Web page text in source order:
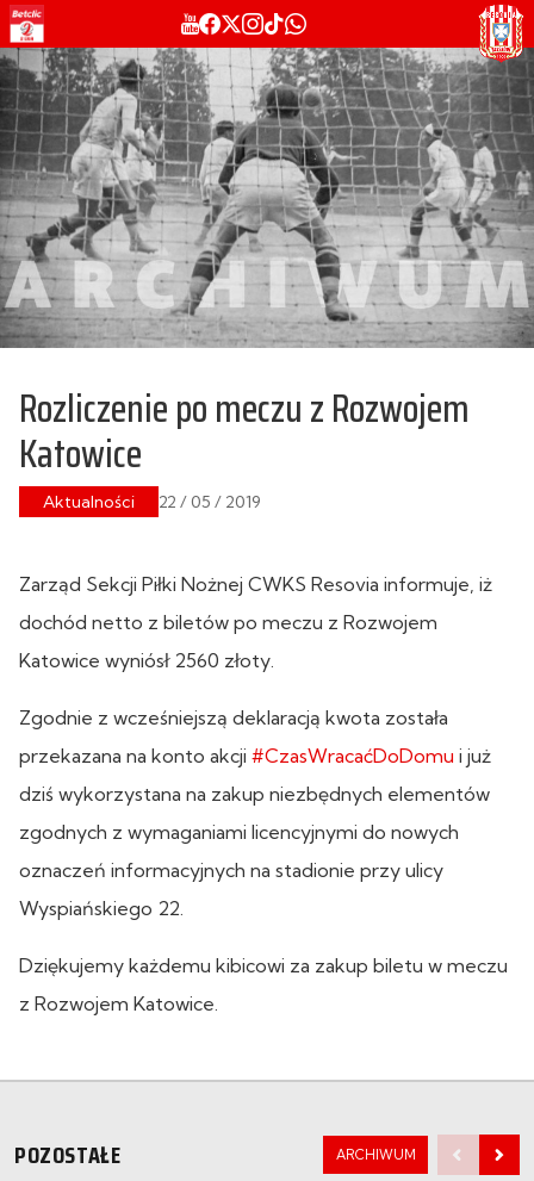
Rozliczenie po meczu z Rozwojem
Katowice
Aktualności 22 / 05 / 2019
Zarząd Sekcji Piłki Nożnej CWKS Resovia informuje, iż
dochód netto z biletów po meczu z Rozwojem
Katowice wyniósł 2560 złoty.
Zgodnie z wcześniejszą deklaracją kwota została
przekazana na konto akcji #CzasWracaćDoDomu i już
dziś wykorzystana na zakup niezbędnych elementów
zgodnych z wymaganiami licencyjnymi do nowych
oznaczeń informacyjnych na stadionie przy ulicy
Wyspiańskiego 22.
Dziękujemy każdemu kibicowi za zakup biletu w meczu
z Rozwojem Katowice.
POZOSTAŁE ARCHIWUM